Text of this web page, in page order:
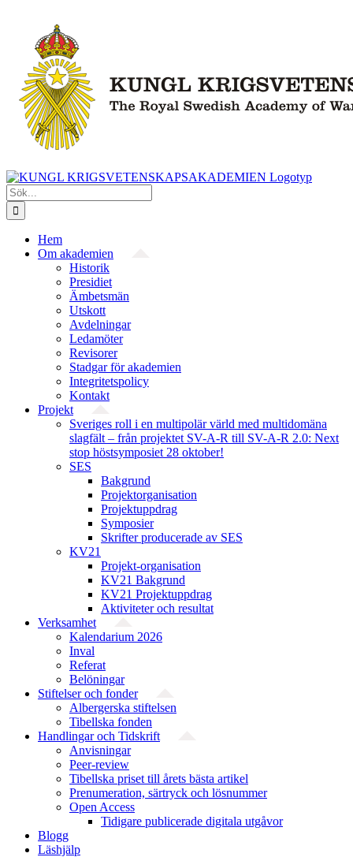
innehållet
Sök
efter:
Hem
Om akademien
Historik
Presidiet
Ämbetsmän
Utskott
Avdelningar
Ledamöter
Revisorer
Stadgar för akademien
Integritetspolicy
Kontakt
Projekt
Sveriges roll i en multipolär värld med multidomäna
slagfält – från projektet SV-A-R till SV-A-R 2.0: Next
stop höstsymposiet 28 oktober!
SES
Bakgrund
Projekt­organisation
Projektuppdrag
Symposier
Skrifter producerade av SES
KV21
Projekt-organisation
KV21 Bakgrund
KV21 Projektuppdrag
Aktiviteter och resultat
Verksamhet
Kalendarium 2026
Inval
Referat
Belöningar
Stiftelser och fonder
Albergerska stiftelsen
Tibellska fonden
Handlingar och Tidskrift
Anvisningar
Peer-review
Tibellska priset till årets bästa artikel
Prenumeration, särtryck och lösnummer
Open Access
Tidigare publicerade digitala utgåvor
Blogg
Läshjälp